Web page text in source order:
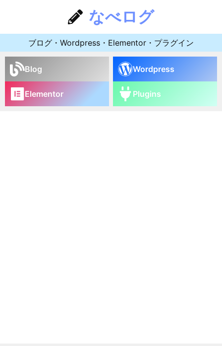
なべログ
ブログ・Wordpress・Elementor・プラグイン
Blog Wordpress
Elementor Plugins